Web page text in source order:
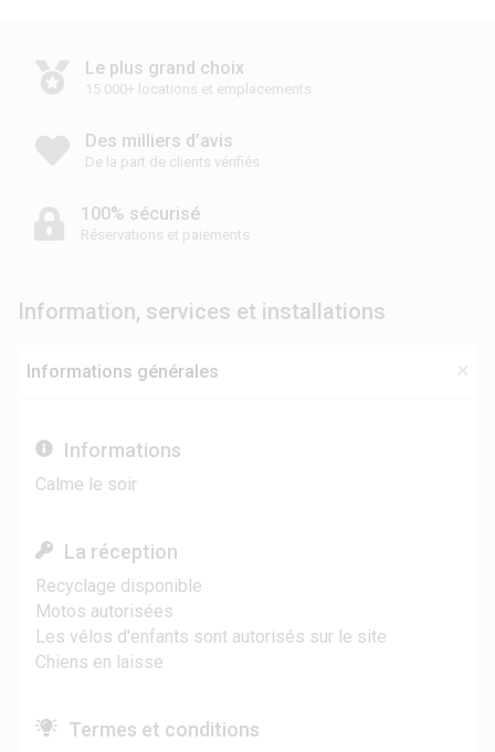
Le plus grand choix
15 000+ locations et emplacements
Des milliers d’avis
De la part de clients vérifiés
100% sécurisé
Réservations et paiements
Information, services et installations
Informations générales
Informations
Calme le soir
La réception
Recyclage disponible
Motos autorisées
Les vélos d'enfants sont autorisés sur le site
Chiens en laisse
Termes et conditions